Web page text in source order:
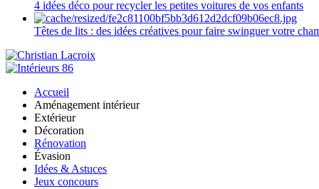
4 idées déco pour recycler les petites voitures de vos enfants
Têtes de lits : des idées créatives pour faire swinguer votre
Accueil
Aménagement intérieur
Extérieur
Décoration
Rénovation
Évasion
Idées & Astuces
Jeux concours